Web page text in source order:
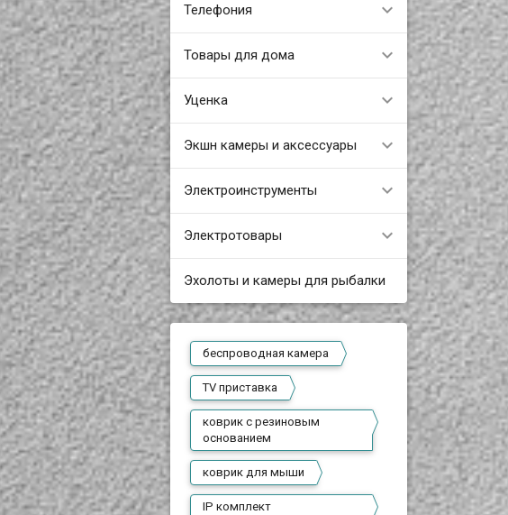
Телефония
Товары для дома
Уценка
Экшн камеры и аксессуары
Электроинструменты
Электротовары
Эхолоты и камеры для рыбалки
беспроводная камера
TV приставка
коврик с резиновым
основанием
коврик для мыши
IP комплект